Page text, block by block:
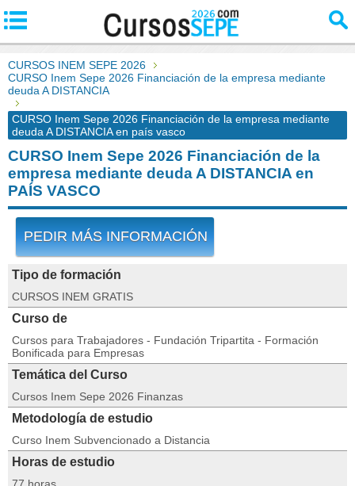
CURSOS INEM SEPE 2026
CURSO Inem Sepe 2026 Financiación de la empresa mediante
deuda A DISTANCIA
CURSO Inem Sepe 2026 Financiación de la empresa mediante
deuda A DISTANCIA en país vasco
CURSO Inem Sepe 2026 Financiación de la
empresa mediante deuda A DISTANCIA en
PAÍS VASCO
PEDIR MÁS INFORMACIÓN
Tipo de formación
CURSOS INEM GRATIS
Curso de
Cursos para Trabajadores - Fundación Tripartita - Formación
Bonificada para Empresas
Temática del Curso
Cursos Inem Sepe 2026 Finanzas
Metodología de estudio
Curso Inem Subvencionado a Distancia
Horas de estudio